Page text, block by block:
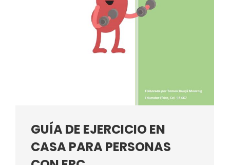
GUÍA DE EJERCICIO EN
CASA PARA PERSONAS